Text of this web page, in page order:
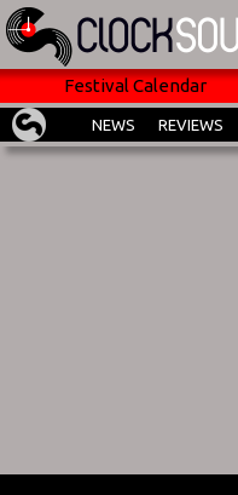
Festival Calendar
NEWS REVIEWS